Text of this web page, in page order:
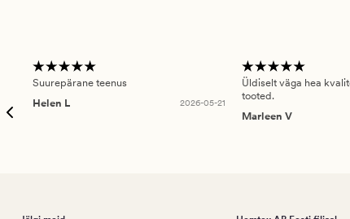
Suurepärane teenus
Helen L
2026-05-21
Üldiselt väga hea
tooted.
Marleen V